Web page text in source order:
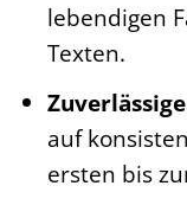
lebendigen
Texten.
auf
ersten bis